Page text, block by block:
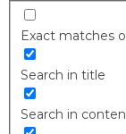
Exact matches
Search in title
Search in